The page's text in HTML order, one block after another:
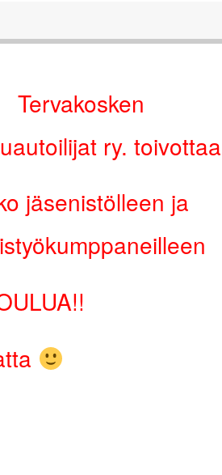
Tervakosken
ry. toivottaa
jäsenistölleen ja